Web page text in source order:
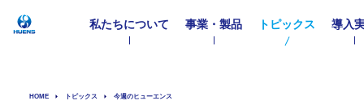
私たちについて 事業・製品 トピックス 導入
HOME トピックス 今週のヒューエンス